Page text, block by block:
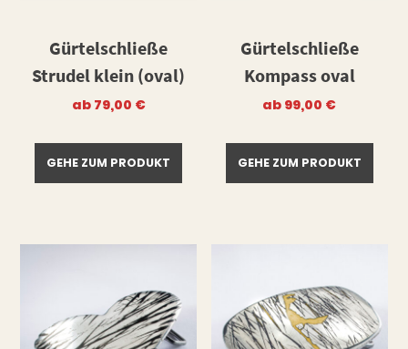
Gürtelschließe
Strudel klein (oval)
ab 79,00 €
GEHE ZUM PRODUKT
Gürtelschließe
Kompass oval
ab 99,00 €
GEHE ZUM PRODUKT